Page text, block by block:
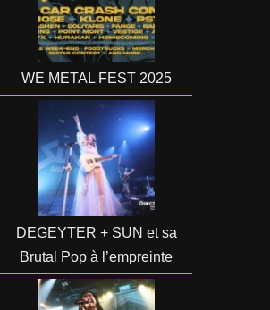
WE METAL FEST 2025
DEGEYTER + SUN et sa
Brutal Pop à l’empreinte